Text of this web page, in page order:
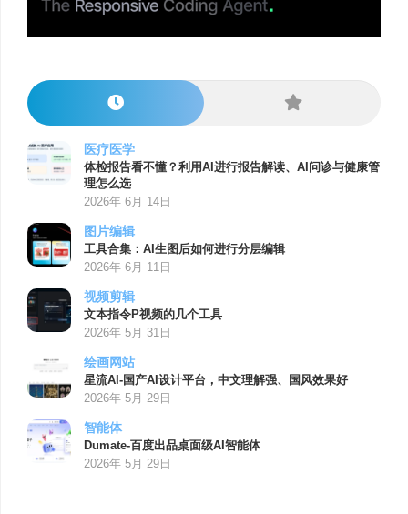
医疗医学
体检报告看不懂？利用AI进行报告解读、AI问诊与健康管
理怎么选
2026年 6月 14日
图片编辑
工具合集：AI生图后如何进行分层编辑
2026年 6月 11日
视频剪辑
文本指令P视频的几个工具
2026年 5月 31日
绘画网站
星流AI-国产AI设计平台，中文理解强、国风效果好
2026年 5月 29日
智能体
Dumate-百度出品桌面级AI智能体
2026年 5月 29日